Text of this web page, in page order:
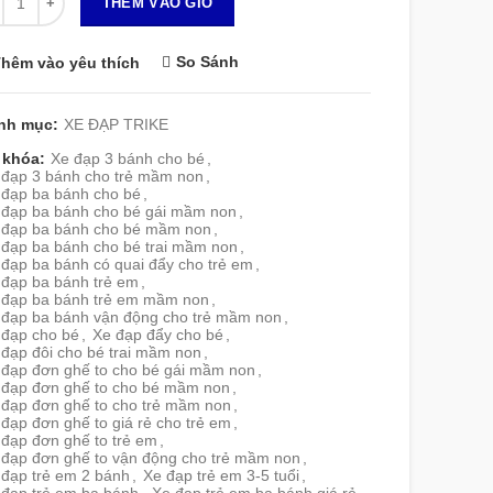
vào yêu thích So Sánh
mục: XE ĐẠP TRIKE
Xe đạp 3 bánh cho bé ,
3 bánh cho trẻ mầm non ,
ba bánh cho bé ,
ba bánh cho bé gái mầm non ,
ba bánh cho bé mầm non ,
ba bánh cho bé trai mầm non ,
ba bánh có quai đẩy cho trẻ em ,
ba bánh trẻ em ,
ba bánh trẻ em mầm non ,
ba bánh vận động cho trẻ mầm non ,
cho bé , Xe đạp đẩy cho bé ,
đôi cho bé trai mầm non ,
đơn ghế to cho bé gái mầm non ,
đơn ghế to cho bé mầm non ,
đơn ghế to cho trẻ mầm non ,
đơn ghế to giá rẻ cho trẻ em ,
đơn ghế to trẻ em ,
đơn ghế to vận động cho trẻ mầm non ,
trẻ em 2 bánh , Xe đạp trẻ em 3-5 tuổi ,